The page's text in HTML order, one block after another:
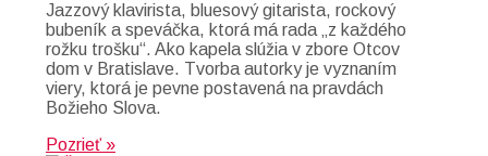
Jazzový klavirista, bluesový gitarista, rockový
bubeník a speváčka, ktorá má rada „z každého
rožku trošku“. Ako kapela slúžia v zbore Otcov
dom v Bratislave. Tvorba autorky je vyznaním
viery, ktorá je pevne postavená na pravdách
Božieho Slova.
Pozrieť »